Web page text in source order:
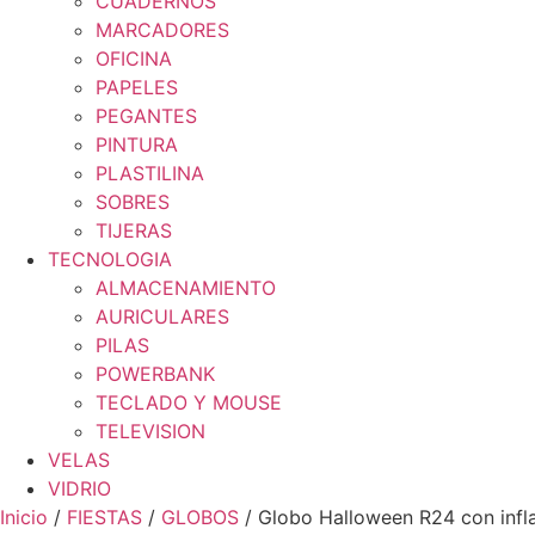
MARCADORES
OFICINA
PAPELES
PEGANTES
PINTURA
PLASTILINA
SOBRES
TIJERAS
TECNOLOGIA
ALMACENAMIENTO
AURICULARES
PILAS
POWERBANK
TECLADO Y MOUSE
TELEVISION
VELAS
VIDRIO
Inicio / FIESTAS / GLOBOS / Globo Halloween R24 con